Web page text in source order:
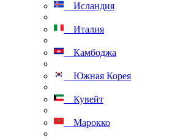
Исландия
Италия
Камбоджа
Южная Корея
Кувейт
Марокко